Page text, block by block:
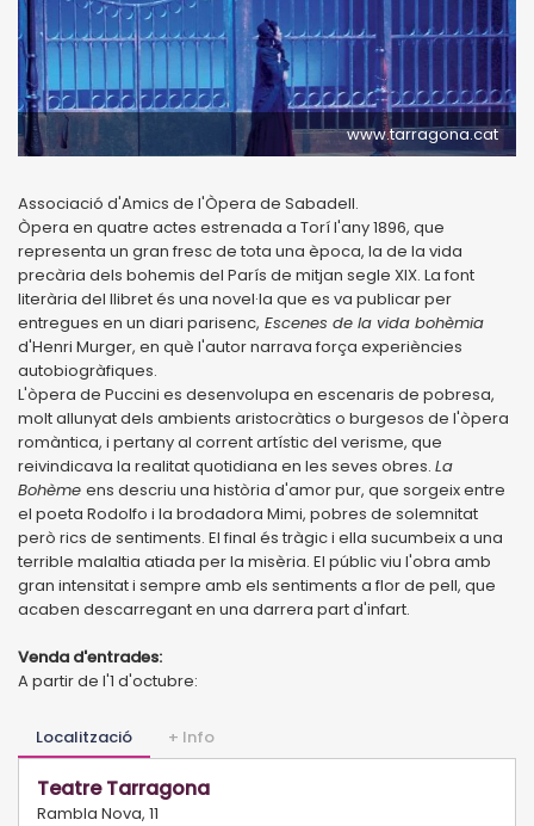
www.tarragona.cat
Associació d'Amics de l'Òpera de Sabadell.
Òpera en quatre actes estrenada a Torí l'any 1896, que
representa un gran fresc de tota una època, la de la vida
precària dels bohemis del París de mitjan segle XIX. La font
literària del llibret és una novel·la que es va publicar per
entregues en un diari parisenc, Escenes de la vida bohèmia
d'Henri Murger, en què l'autor narrava força experiències
autobiogràfiques.
L'òpera de Puccini es desenvolupa en escenaris de pobresa,
molt allunyat dels ambients aristocràtics o burgesos de l'òpera
romàntica, i pertany al corrent artístic del verisme, que
reivindicava la realitat quotidiana en les seves obres. La
Bohème ens descriu una història d'amor pur, que sorgeix entre
el poeta Rodolfo i la brodadora Mimi, pobres de solemnitat
però rics de sentiments. El final és tràgic i ella sucumbeix a una
terrible malaltia atiada per la misèria. El públic viu l'obra amb
gran intensitat i sempre amb els sentiments a flor de pell, que
acaben descarregant en una darrera part d'infart.
Venda d'entrades:
A partir de l'1 d'octubre:
Localització + Info
Teatre Tarragona
Rambla Nova, 11